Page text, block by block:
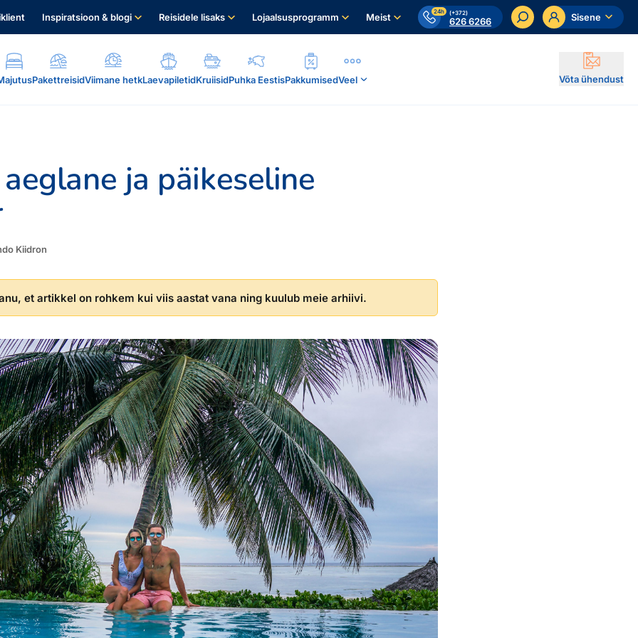
Inspiratsioon & blogi Reisidele lisaks Lojaalsusprogramm Meist 24h (+372)
626 6266 Sisene
PakettreisidViimane hetkLaevapiletidKruiisidPuhka EestisPakkumisedVeel Võta ühendust
ja päikeseline
Kiidron
et artikkel on rohkem kui viis aastat vana ning kuulub meie arhiivi.